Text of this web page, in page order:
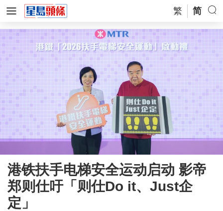
繁 简
港铁扶手电梯安全运动启动 影帝
郑则仕吁「则仕Do it、Just企
定」